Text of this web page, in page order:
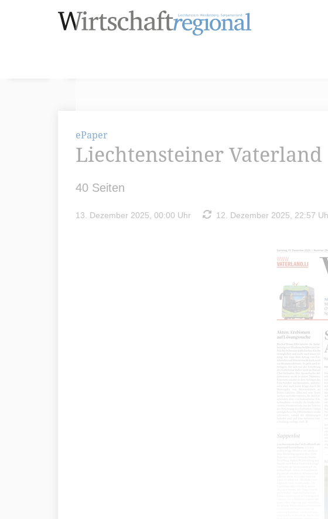
ePaper
Liechtensteiner Vaterland
40 Seiten
13. Dezember 2025, 00:00 Uhr 12. Dezember 2025, 22:57